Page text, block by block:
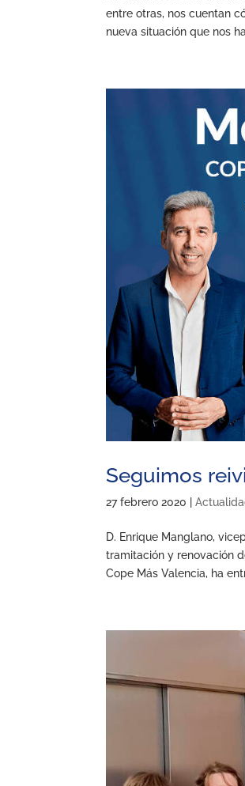
entre otras, nos cuentan
nueva situación que nos
Seguimos
27 febrero 2020 |
D. Enrique Manglano,
tramitación y renovación
Cope Más Valencia, ha